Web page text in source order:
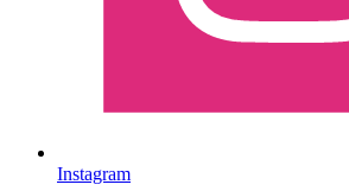
Instagram